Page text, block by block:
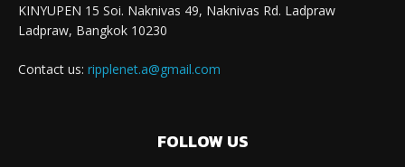
KINYUPEN 15 Soi. Naknivas 49, Naknivas Rd. Ladpraw
Ladpraw, Bangkok 10230
Contact us: ripplenet.a@gmail.com
FOLLOW US